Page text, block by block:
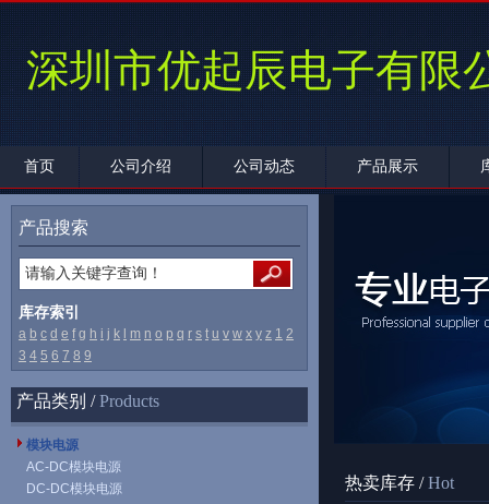
深圳市优起辰电子有限
首页 公司介绍 公司动态 产品展示
产品搜索
库存索引
a b c d e f g h i j k m n o p q r s t u v w x y z 1 2
3 4 5 6 7 8 9
产品类别 /Products
模块电源
AC-DC模块电源
DC-DC模块电源
热卖库存 /Hot